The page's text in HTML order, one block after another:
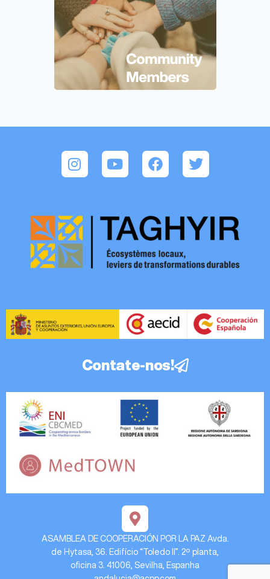
Contate-nos!
ASAMBLEA DE COOPERACIÓN POR LA PAZ Avda.
de Hytasa, 36. Edifício “Toledo II”. 2º planta,
oficina 3. 41006, Sevilha, Espanha